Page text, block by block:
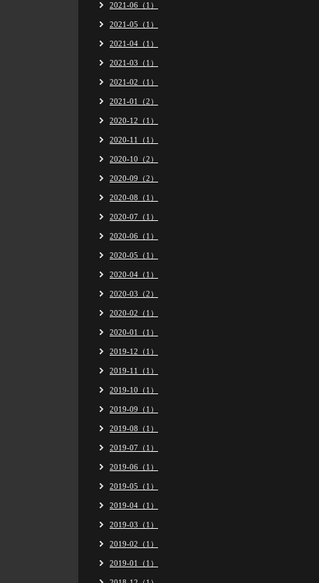
2021-06（1）
2021-05（1）
2021-04（1）
2021-03（1）
2021-02（1）
2021-01（2）
2020-12（1）
2020-11（1）
2020-10（2）
2020-09（2）
2020-08（1）
2020-07（1）
2020-06（1）
2020-05（1）
2020-04（1）
2020-03（2）
2020-02（1）
2020-01（1）
2019-12（1）
2019-11（1）
2019-10（1）
2019-09（1）
2019-08（1）
2019-07（1）
2019-06（1）
2019-05（1）
2019-04（1）
2019-03（1）
2019-02（1）
2019-01（1）